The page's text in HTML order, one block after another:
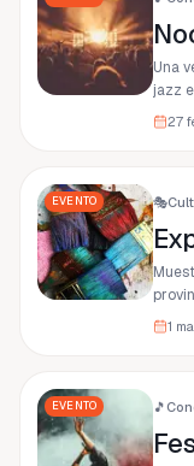
Una
jazz
Loja.
27
EVENTO 🎭
1
EVENTO 🎵